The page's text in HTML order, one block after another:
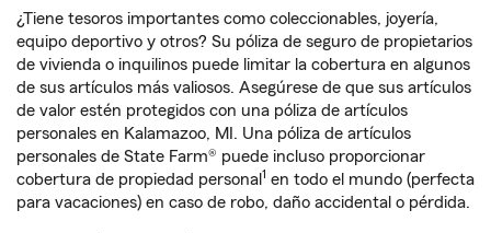
¿Tiene tesoros importantes como coleccionables, joyería,
equipo deportivo y otros? Su póliza de seguro de propietarios
de vivienda o inquilinos puede limitar la cobertura en algunos
de sus artículos más valiosos. Asegúrese de que sus artículos
de valor estén protegidos con una póliza de artículos
personales en Kalamazoo, MI. Una póliza de artículos
personales de State Farm® puede incluso proporcionar
cobertura de propiedad personal 1 en todo el mundo (perfecta
para vacaciones) en caso de robo, daño accidental o pérdida.